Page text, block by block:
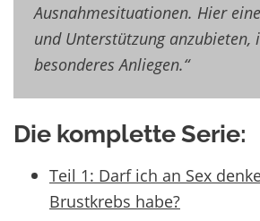
Ausnahmesituationen. Hier
und Unterstützung
besonderes Anliegen.“
Die komplette Serie:
Teil 1: Darf ich an Sex
Brustkrebs habe?